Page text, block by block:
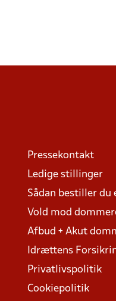
Pressekontakt
Ledige stillinger
Sådan bestiller du
Vold mod
Afbud + Akut
Idrættens
Privatlivspolitik
Cookiepolitik